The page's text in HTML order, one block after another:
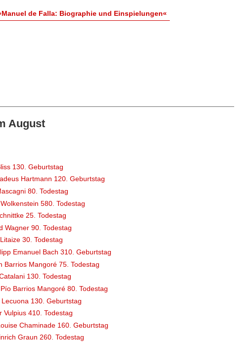
de Falla: Biographie und Einspielungen«
August
130. Geburtstag
Hartmann 120. Geburtstag
80. Todestag
580. Todestag
25. Todestag
Wagner 90. Todestag
30. Todestag
Emanuel Bach 310. Geburtstag
Barrios Mangoré 75. Todestag
130. Todestag
Barrios Mangoré 80. Todestag
130. Geburtstag
410. Todestag
Chaminade 160. Geburtstag
Graun 260. Todestag